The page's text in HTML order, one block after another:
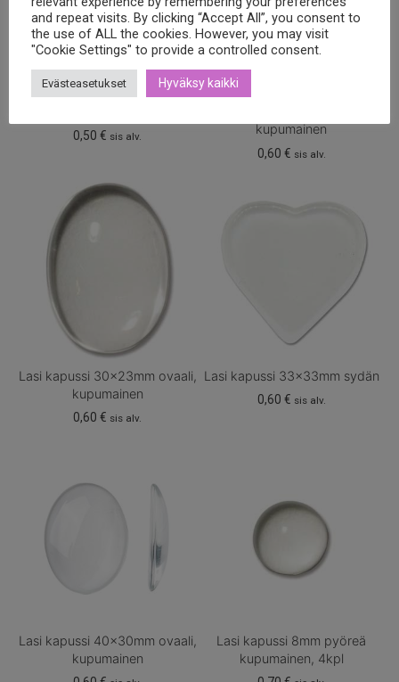
0,50€ sis alv.
kupumainen
0,60 € sis alv.
Lasi kapussi 30x23mm ovaali,
kupumainen
0,60€ sis alv.
Lasi kapussi 33x33mm sydän
0,60 € sis alv.
Lasi kapussi 40x30mm ovaali,
kupumainen
Lasi kapussi 8mm pyöreä
kupumainen, 4kpl
and repeat visits. By clicking “Accept All”, you consent to
the use of ALL the cookies. However, you may visit
"Cookie Settings" to provide a controlled consent.
Evästeasetukset Hyväksy kaikki